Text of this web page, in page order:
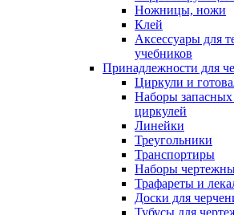
Ножницы, ножи
Клей
Аксессуары для
учебников
Принадлежности для
Циркули и
Наборы
циркулей
Линейки
Треугольники
Транспортиры
Наборы
Трафареты и
Доски для
Тубусы для